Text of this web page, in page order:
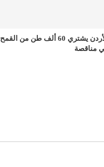
الأردن يشتري 60 ألف طن من القمح
مناقصة